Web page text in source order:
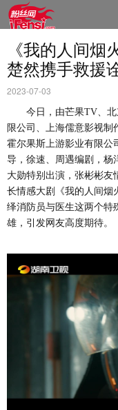
《我的人间
楚然携手救援
2023-07-03
今日，由芒果TV、
限公司、上海儒意影视制
霍尔果斯上游影业有限公
导，徐速、周遇编剧，杨
大勋特别出演，张彬彬友
长情感大剧《我的人间烟
绎消防员与医生这两个特
雄，引发网友高度期待。